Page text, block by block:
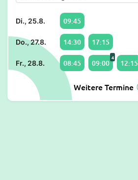
Di., 25.8. 09:45
Do., 27.8. 14:30 17:15
Fr., 28.8. 08:45 09:00
4
12:15
Weitere Termine